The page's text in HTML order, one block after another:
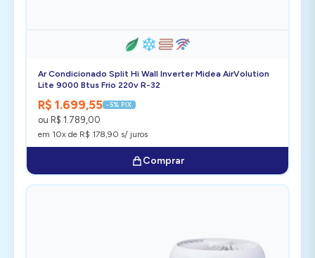
Ar Condicionado Split Hi Wall Inverter Midea AirVolution
Lite 9000 Btus Frio 220v R-32
R$ 1.699,55 -5% PIX
ou R$ 1.789,00
em 10x de R$ 178,90 s/ juros
Comprar